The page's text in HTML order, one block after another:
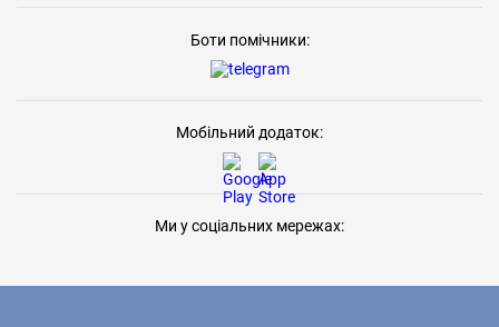
Боти помічники:
Мобільний додаток:
Ми у соціальних мережах: